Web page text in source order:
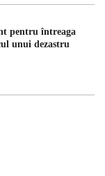
pentru întreaga
unui dezastru